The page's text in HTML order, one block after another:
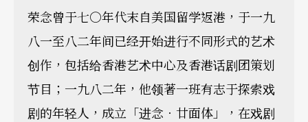
荣念曾于七○年代末自美国留学返港，于一九
八一至八二年间已经开始进行不同形式的艺术
创作，包括给香港艺术中心及香港话剧团策划
节目；一九八二年，他领著一班有志于探索戏
剧的年轻人，成立「进念．廿面体」，在戏剧